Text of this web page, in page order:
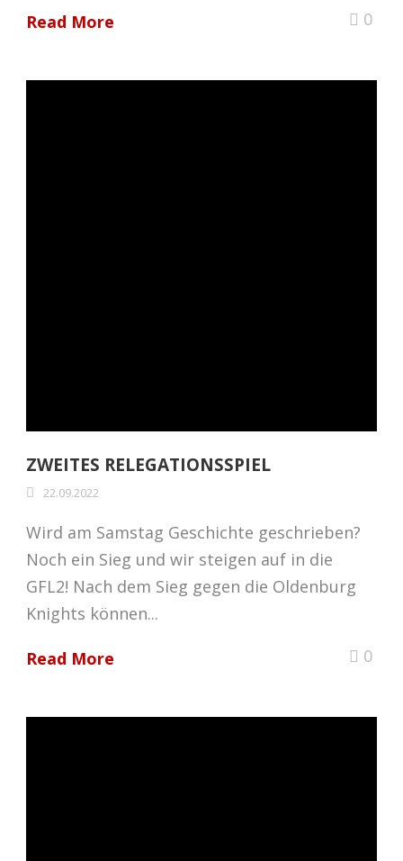
Read More 0
ZWEITES RELEGATIONSSPIEL
22.09.2022
Wird am Samstag Geschichte geschrieben?
Noch ein Sieg und wir steigen auf in die
GFL2! Nach dem Sieg gegen die Oldenburg
Knights können...
Read More 0